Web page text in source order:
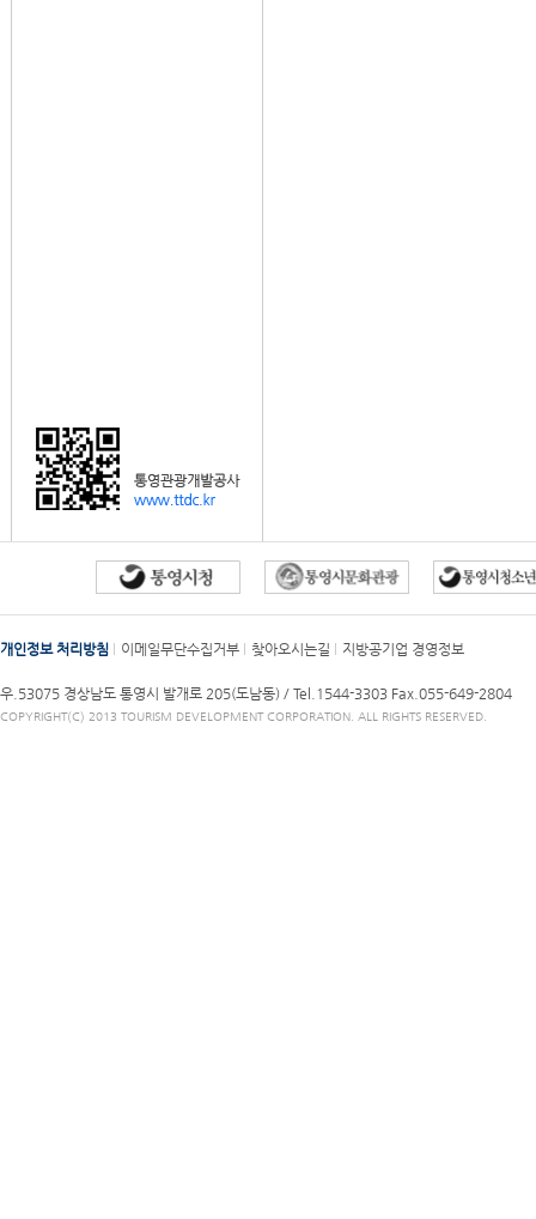
개인정보 처리방침 이메일무단수집거부 찾아오시는길 지방공기업 경영정보
우.53075 경상남도 통영시 발개로 205(도남동) / Tel.1544-3303 Fax.055-649-2804
COPYRIGHT(C) 2013 TOURISM DEVELOPMENT CORPORATION. ALL RIGHTS RESERVED.